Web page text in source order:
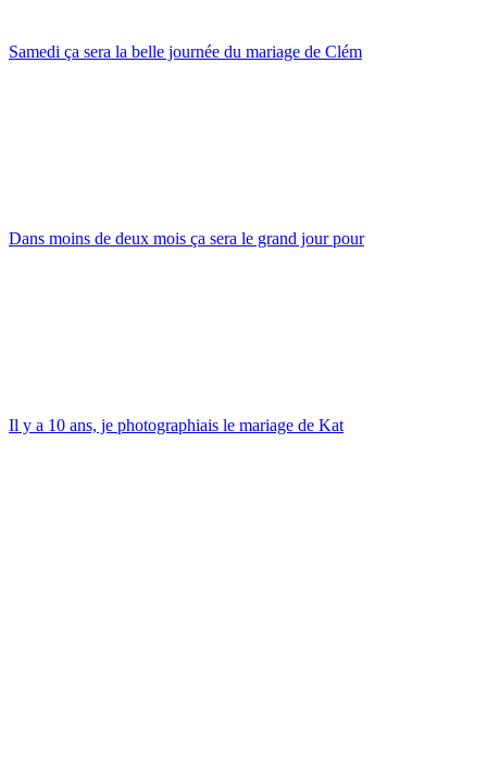
Samedi ça sera la belle journée du mariage de Clém
Dans moins de deux mois ça sera le grand jour pour
Il y a 10 ans, je photographiais le mariage de Kat